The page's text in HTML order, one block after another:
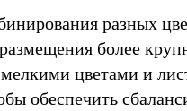
разных
более
цветами и
обеспечить